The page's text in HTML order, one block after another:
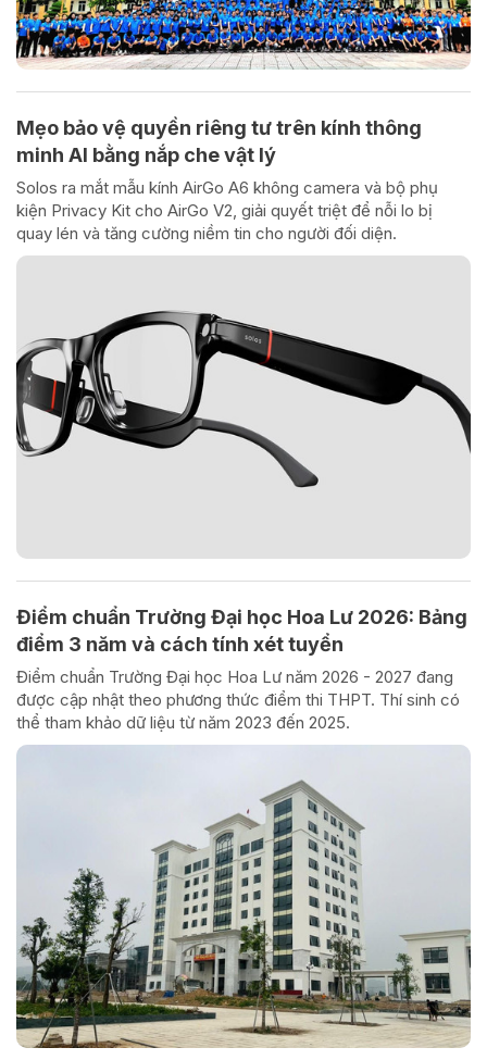
Mẹo bảo vệ quyền riêng tư trên kính thông
minh AI bằng nắp che vật lý
Solos ra mắt mẫu kính AirGo A6 không camera và bộ phụ
kiện Privacy Kit cho AirGo V2, giải quyết triệt để nỗi lo bị
quay lén và tăng cường niềm tin cho người đối diện.
Điểm chuẩn Trường Đại học Hoa Lư 2026: Bảng
điểm 3 năm và cách tính xét tuyển
Điểm chuẩn Trường Đại học Hoa Lư năm 2026 - 2027 đang
được cập nhật theo phương thức điểm thi THPT. Thí sinh có
thể tham khảo dữ liệu từ năm 2023 đến 2025.